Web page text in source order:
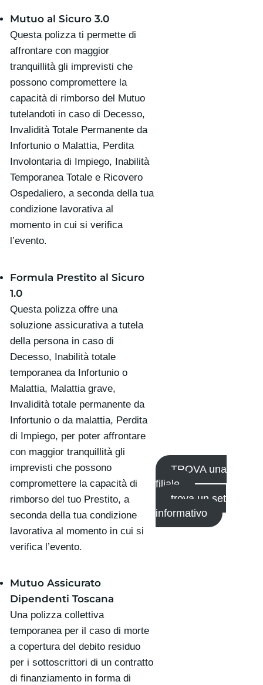
Mutuo al Sicuro 3.0
Questa polizza ti permette di
affrontare con maggior
tranquillità gli imprevisti che
possono compromettere la
capacità di rimborso del Mutuo
tutelandoti in caso di Decesso,
Invalidità Totale Permanente da
Infortunio o Malattia, Perdita
Involontaria di Impiego, Inabilità
Temporanea Totale e Ricovero
Ospedaliero, a seconda della tua
condizione lavorativa al
momento in cui si verifica
l’evento.
Formula Prestito al Sicuro
1.0
Questa polizza offre una
soluzione assicurativa a tutela
della persona in caso di
Decesso, Inabilità totale
temporanea da Infortunio o
Malattia, Malattia grave,
Invalidità totale permanente da
Infortunio o da malattia, Perdita
di Impiego, per poter affrontare
con maggior tranquillità gli
imprevisti che possono
compromettere la capacità di
rimborso del tuo Prestito, a
seconda della tua condizione
lavorativa al momento in cui si
verifica l’evento.
Mutuo Assicurato
Dipendenti Toscana
Una polizza collettiva
temporanea per il caso di morte
a copertura del debito residuo
per i sottoscrittori di un contratto
di finanziamento in forma di
TROVA una
filiale
trova un set
informativo